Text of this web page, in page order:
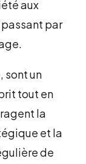
aux
par
sont un
tout en
la
et la
de